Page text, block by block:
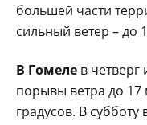
большей части
сильный ветер – до
В Гомеле в
порывы ветра до 17
градусов. В